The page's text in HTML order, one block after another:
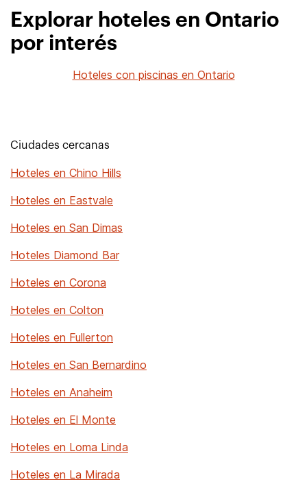
Explorar hoteles en Ontario
por interés
Hoteles con piscinas en Ontario
Ciudades cercanas
Hoteles en Chino Hills
Hoteles en Eastvale
Hoteles en San Dimas
Hoteles Diamond Bar
Hoteles en Corona
Hoteles en Colton
Hoteles en Fullerton
Hoteles en San Bernardino
Hoteles en Anaheim
Hoteles en El Monte
Hoteles en Loma Linda
Hoteles en La Mirada